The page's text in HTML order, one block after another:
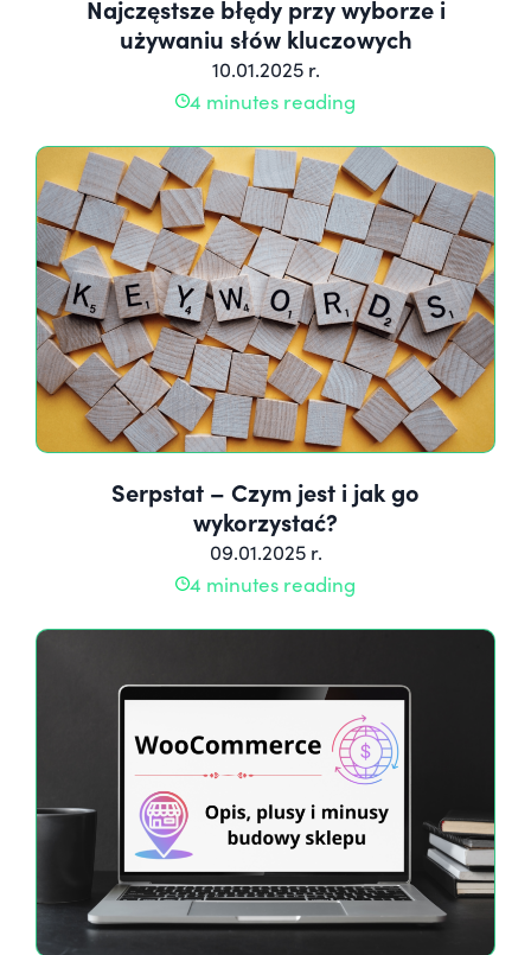
Najczęstsze błędy przy wyborze i
używaniu słów kluczowych
10.01.2025 r.
4 minutes reading
Serpstat – Czym jest i jak go
wykorzystać?
09.01.2025 r.
4 minutes reading